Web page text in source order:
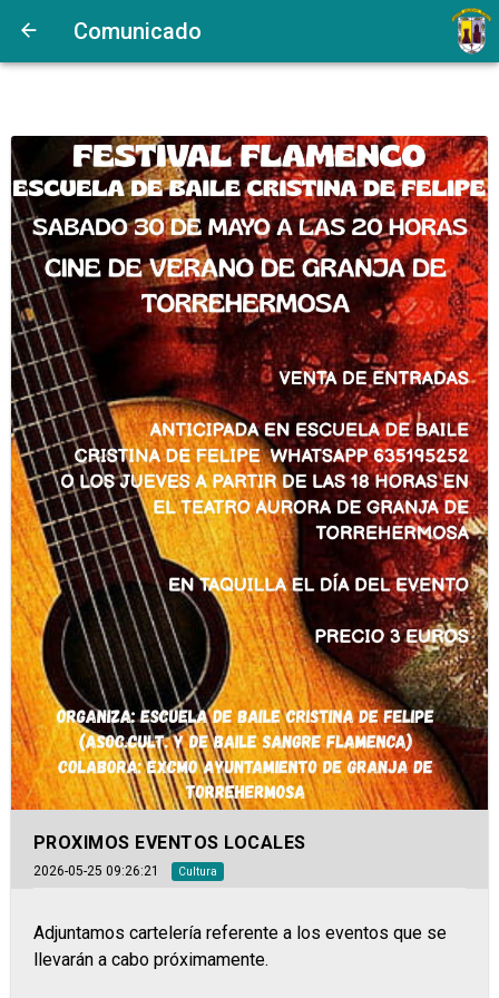
Comunicado
PROXIMOS EVENTOS LOCALES
2026-05-25 09:26:21 Cultura
Adjuntamos cartelería referente a los eventos que se
llevarán a cabo próximamente.